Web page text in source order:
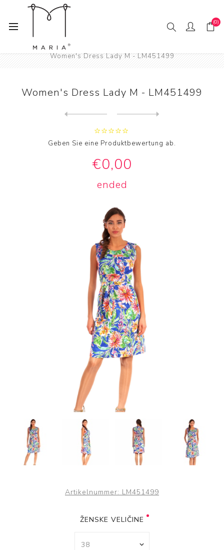
(0)
Women's Dress Lady M - LM451499
Women's Dress Lady M - LM451499
Geben Sie eine Produktbewertung ab.
€0,00
ended
Artikelnummer: LM451499
ŽENSKE VELIČINE